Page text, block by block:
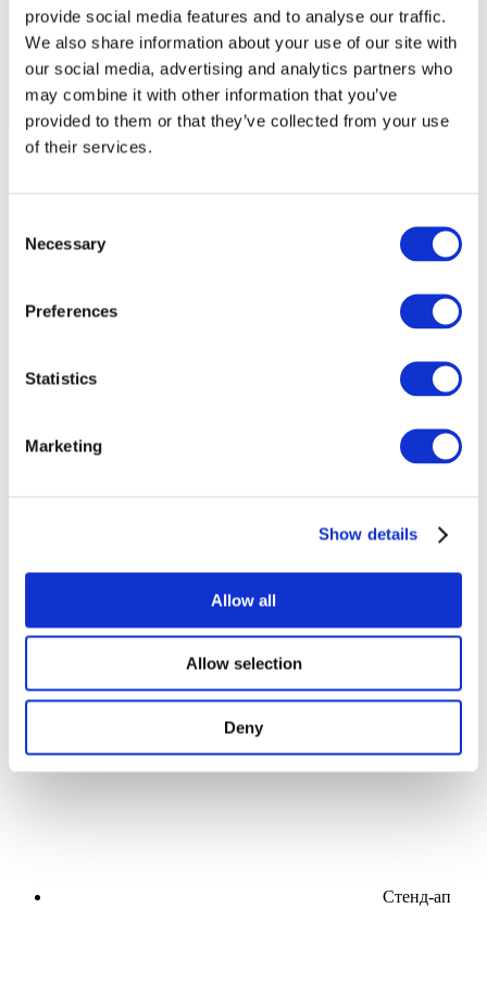
provide social media features and to analyse our traffic.
We also share information about your use of our site with
our social media, advertising and analytics partners who
may combine it with other information that you’ve
provided to them or that they’ve collected from your use
of their services.
Selection
Necessary
Preferences
Statistics
Marketing
Show details
Allow all
Allow selection
Deny
Концерти
Естрада
Стенд-ап